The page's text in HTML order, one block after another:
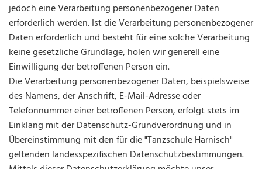
jedoch eine Verarbeitung personenbezogener Daten
erforderlich werden. Ist die Verarbeitung personenbezogener
Daten erforderlich und besteht für eine solche Verarbeitung
keine gesetzliche Grundlage, holen wir generell eine
Einwilligung der betroffenen Person ein.
Die Verarbeitung personenbezogener Daten, beispielsweise
des Namens, der Anschrift, E-Mail-Adresse oder
Telefonnummer einer betroffenen Person, erfolgt stets im
Einklang mit der Datenschutz-Grundverordnung und in
Übereinstimmung mit den für die "Tanzschule Harnisch"
geltenden landesspezifischen Datenschutzbestimmungen.